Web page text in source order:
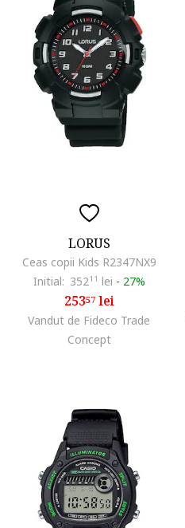
LORUS
Ceas copii Kids R2347NX9
Initial: 35211 lei - 27%
25357lei
Vandut de Fideco Trade
Concept